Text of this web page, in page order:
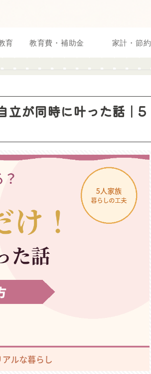
育 教育費・補助金 家計・節約
立が同時に叶った話｜5